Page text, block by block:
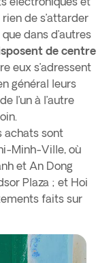
de s’attarder
dans d’autres
de centre
eux s’adressent
général leurs
l’un à l’autre
achats sont
Minh-Ville, où
et An Dong
Plaza ; et Hoi
faits sur